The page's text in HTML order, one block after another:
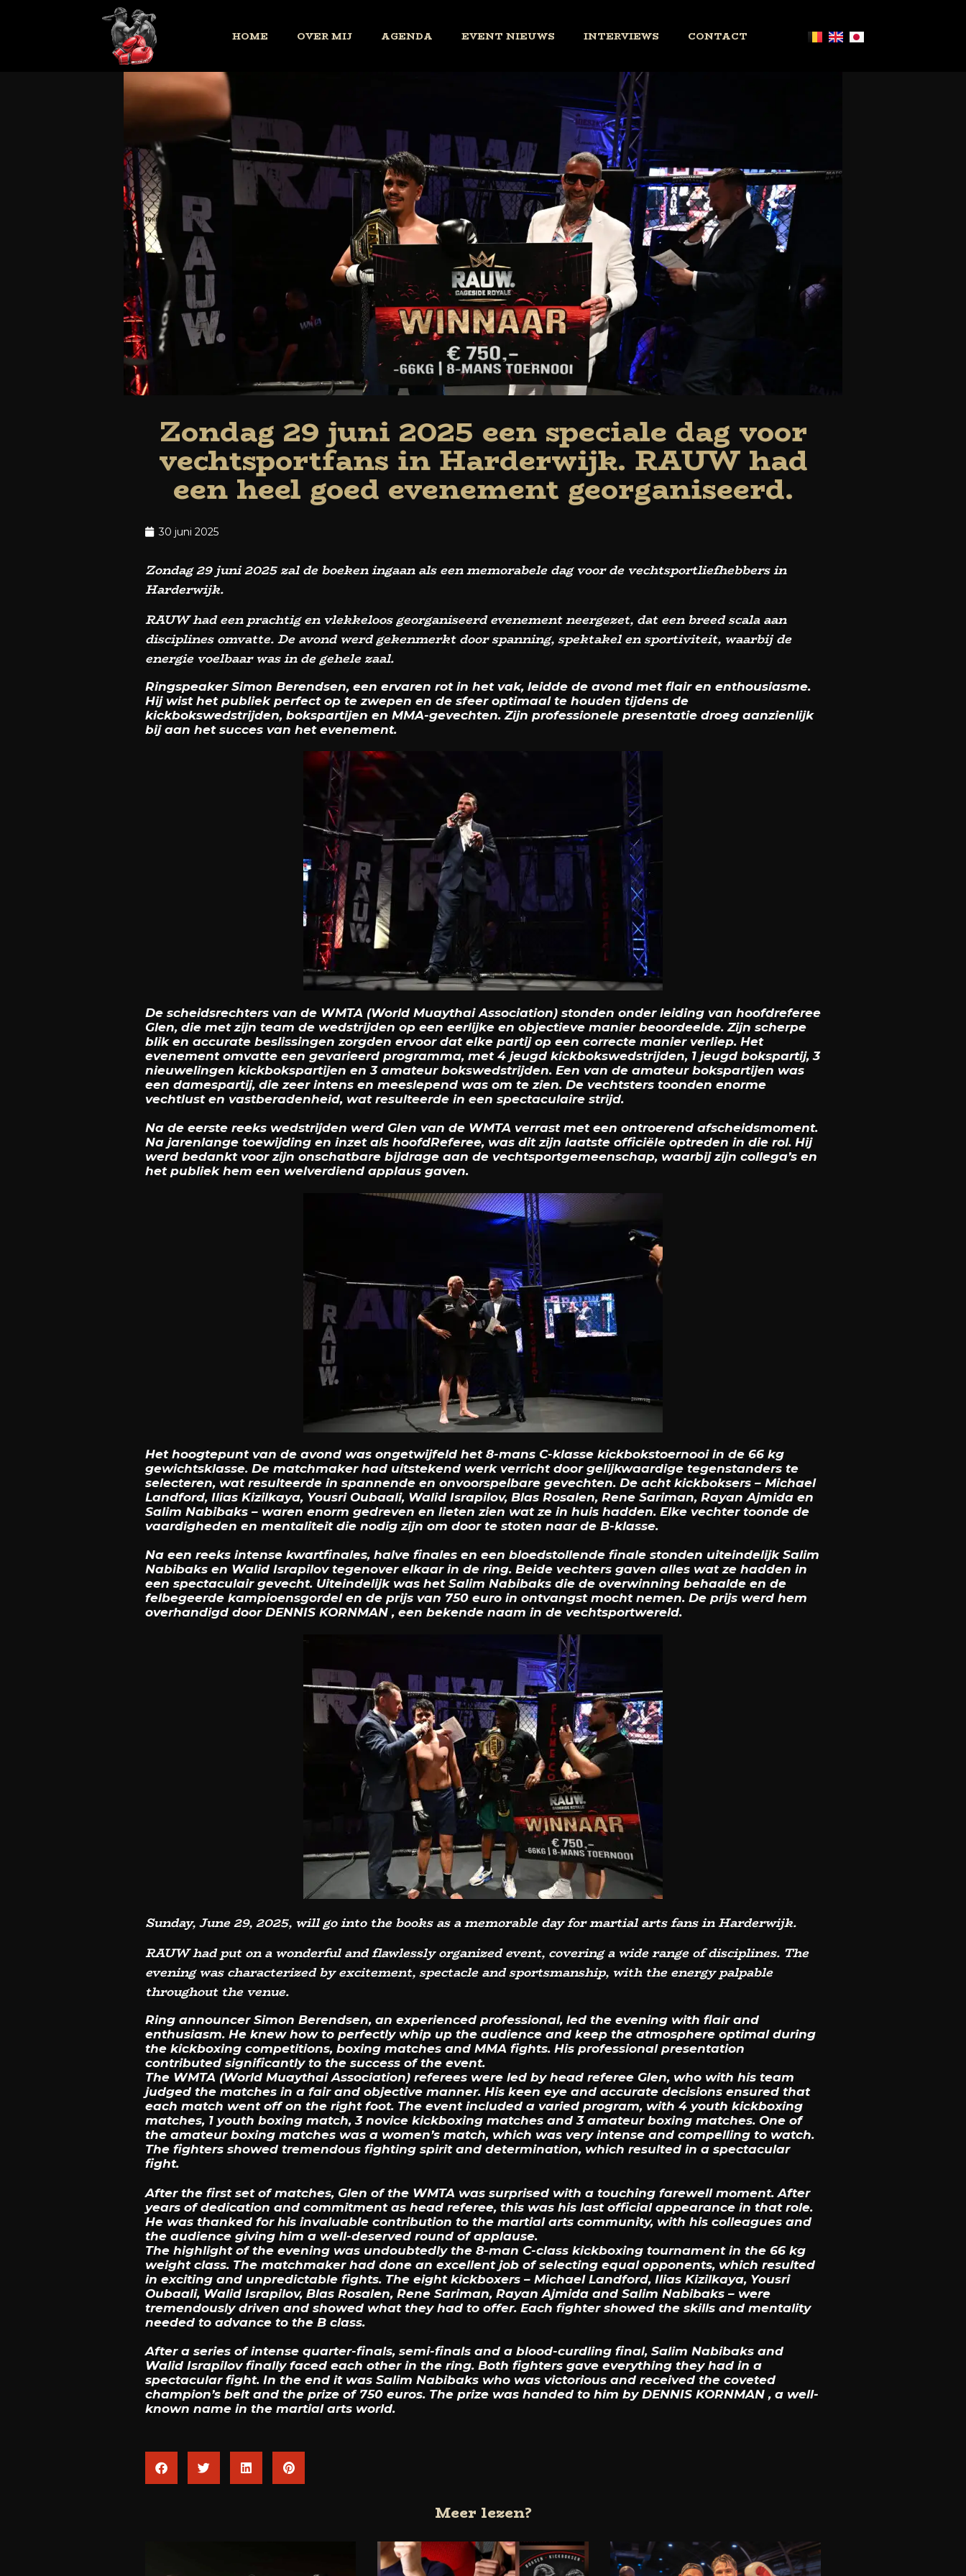
HOME OVER MIJ AGENDA EVENT NIEUWS INTERVIEWS CONTACT
Zondag 29 juni 2025 een speciale dag voor
vechtsportfans in Harderwijk. RAUW had
een heel goed evenement georganiseerd.
30 juni 2025
Zondag 29 juni 2025 zal de boeken ingaan als een memorabele dag voor de vechtsportliefhebbers in
Harderwijk.
RAUW had een prachtig en vlekkeloos georganiseerd evenement neergezet, dat een breed scala aan
disciplines omvatte. De avond werd gekenmerkt door spanning, spektakel en sportiviteit, waarbij de
energie voelbaar was in de gehele zaal.
Ringspeaker Simon Berendsen, een ervaren rot in het vak, leidde de avond met flair en enthousiasme.
Hij wist het publiek perfect op te zwepen en de sfeer optimaal te houden tijdens de
kickbokswedstrijden, bokspartijen en MMA-gevechten. Zijn professionele presentatie droeg aanzienlijk
bij aan het succes van het evenement.
De scheidsrechters van de WMTA (World Muaythai Association) stonden onder leiding van hoofdreferee
Glen, die met zijn team de wedstrijden op een eerlijke en objectieve manier beoordeelde. Zijn scherpe
blik en accurate beslissingen zorgden ervoor dat elke partij op een correcte manier verliep. Het
evenement omvatte een gevarieerd programma, met 4 jeugd kickbokswedstrijden, 1 jeugd bokspartij, 3
nieuwelingen kickbokspartijen en 3 amateur bokswedstrijden. Een van de amateur bokspartijen was
een damespartij, die zeer intens en meeslepend was om te zien. De vechtsters toonden enorme
vechtlust en vastberadenheid, wat resulteerde in een spectaculaire strijd.
Na de eerste reeks wedstrijden werd Glen van de WMTA verrast met een ontroerend afscheidsmoment.
Na jarenlange toewijding en inzet als hoofdReferee, was dit zijn laatste officiële optreden in die rol. Hij
werd bedankt voor zijn onschatbare bijdrage aan de vechtsportgemeenschap, waarbij zijn collega’s en
het publiek hem een welverdiend applaus gaven.
Het hoogtepunt van de avond was ongetwijfeld het 8-mans C-klasse kickbokstoernooi in de 66 kg
gewichtsklasse. De matchmaker had uitstekend werk verricht door gelijkwaardige tegenstanders te
selecteren, wat resulteerde in spannende en onvoorspelbare gevechten. De acht kickboksers – Michael
Landford, Ilias Kizilkaya, Yousri Oubaali, Walid Israpilov, Blas Rosalen, Rene Sariman, Rayan Ajmida en
Salim Nabibaks – waren enorm gedreven en lieten zien wat ze in huis hadden. Elke vechter toonde de
vaardigheden en mentaliteit die nodig zijn om door te stoten naar de B-klasse.
Na een reeks intense kwartfinales, halve finales en een bloedstollende finale stonden uiteindelijk Salim
Nabibaks en Walid Israpilov tegenover elkaar in de ring. Beide vechters gaven alles wat ze hadden in
een spectaculair gevecht. Uiteindelijk was het Salim Nabibaks die de overwinning behaalde en de
felbegeerde kampioensgordel en de prijs van 750 euro in ontvangst mocht nemen. De prijs werd hem
overhandigd door DENNIS KORNMAN , een bekende naam in de vechtsportwereld.
Sunday, June 29, 2025, will go into the books as a memorable day for martial arts fans in Harderwijk.
RAUW had put on a wonderful and flawlessly organized event, covering a wide range of disciplines. The
evening was characterized by excitement, spectacle and sportsmanship, with the energy palpable
throughout the venue.
Ring announcer Simon Berendsen, an experienced professional, led the evening with flair and
enthusiasm. He knew how to perfectly whip up the audience and keep the atmosphere optimal during
the kickboxing competitions, boxing matches and MMA fights. His professional presentation
contributed significantly to the success of the event.
The WMTA (World Muaythai Association) referees were led by head referee Glen, who with his team
judged the matches in a fair and objective manner. His keen eye and accurate decisions ensured that
each match went off on the right foot. The event included a varied program, with 4 youth kickboxing
matches, 1 youth boxing match, 3 novice kickboxing matches and 3 amateur boxing matches. One of
the amateur boxing matches was a women’s match, which was very intense and compelling to watch.
The fighters showed tremendous fighting spirit and determination, which resulted in a spectacular
fight.
After the first set of matches, Glen of the WMTA was surprised with a touching farewell moment. After
years of dedication and commitment as head referee, this was his last official appearance in that role.
He was thanked for his invaluable contribution to the martial arts community, with his colleagues and
the audience giving him a well-deserved round of applause.
The highlight of the evening was undoubtedly the 8-man C-class kickboxing tournament in the 66 kg
weight class. The matchmaker had done an excellent job of selecting equal opponents, which resulted
in exciting and unpredictable fights. The eight kickboxers – Michael Landford, Ilias Kizilkaya, Yousri
Oubaali, Walid Israpilov, Blas Rosalen, Rene Sariman, Rayan Ajmida and Salim Nabibaks – were
tremendously driven and showed what they had to offer. Each fighter showed the skills and mentality
needed to advance to the B class.
After a series of intense quarter-finals, semi-finals and a blood-curdling final, Salim Nabibaks and
Walid Israpilov finally faced each other in the ring. Both fighters gave everything they had in a
spectacular fight. In the end it was Salim Nabibaks who was victorious and received the coveted
champion’s belt and the prize of 750 euros. The prize was handed to him by DENNIS KORNMAN , a well-
known name in the martial arts world.
Meer lezen?